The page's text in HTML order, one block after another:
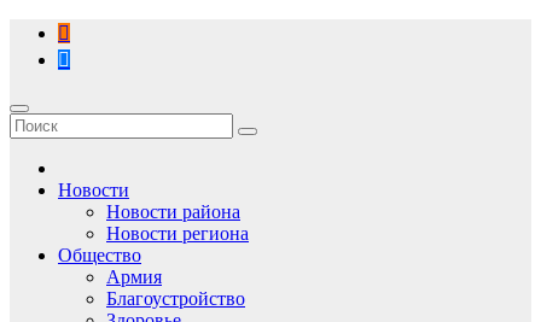
Перейти
содержимому
Новости
Новости района
Новости региона
Общество
Армия
Благоустройство